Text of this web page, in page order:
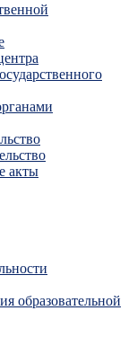
акты
образовательной